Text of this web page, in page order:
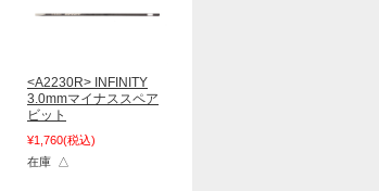
<A2230R> INFINITY
3.0mmマイナススペア
ビット
¥1,760(税込)
在庫 △